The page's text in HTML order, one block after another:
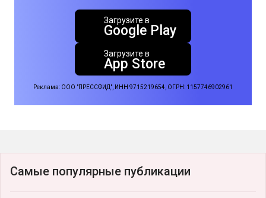
Загрузите в
Google Play
Загрузите в
App Store
Реклама: ООО "ПРЕССФИД", ИНН 9715219654, ОГРН: 1157746902961
Самые популярные публикации